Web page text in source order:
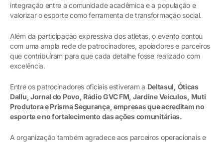
integração entre a comunidade acadêmica e a população e
valorizar o esporte como ferramenta de transformação social.
Além da participação expressiva dos atletas, o evento contou
com uma ampla rede de patrocinadores, apoiadores e parceiros
que contribuíram para que cada detalhe fosse realizado com
excelência.
Entre os patrocinadores oficiais estiveram a Deltasul, Óticas
Dallu, Jornal do Povo, Rádio GVC FM, Jardine Veículos, Muti
Produtora e Prisma Segurança, empresas que acreditam no
esporte e no fortalecimento das ações comunitárias.
A organização também agradece aos parceiros operacionais e